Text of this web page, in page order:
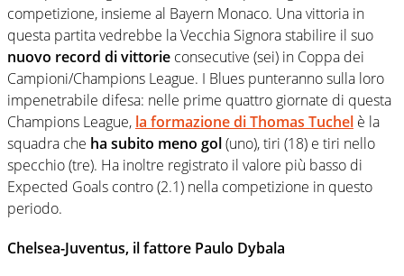
competizione, insieme al Bayern Monaco. Una vittoria in
questa partita vedrebbe la Vecchia Signora stabilire il suo
nuovo record di vittorie consecutive (sei) in Coppa dei
Campioni/Champions League. I Blues punteranno sulla loro
impenetrabile difesa: nelle prime quattro giornate di questa
Champions League, la formazione di Thomas Tuchel è la
squadra che ha subito meno gol(uno), tiri (18) e tiri nello
specchio (tre). Ha inoltre registrato il valore più basso di
Expected Goals contro (2.1) nella competizione in questo
periodo.
Chelsea-Juventus, il fattore Paulo Dybala